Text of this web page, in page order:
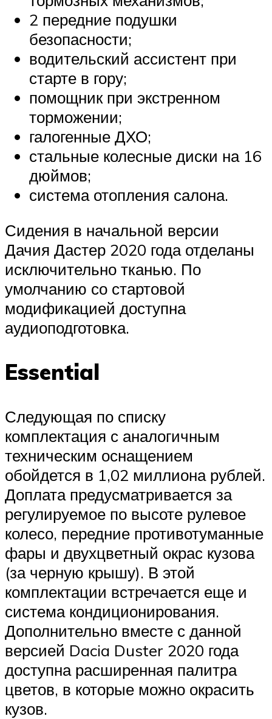
2 передние подушки
безопасности;
водительский ассистент при
старте в гору;
помощник при экстренном
торможении;
галогенные ДХО;
стальные колесные диски на 16
дюймов;
система отопления салона.
Сидения в начальной версии
Дачия Дастер 2020 года отделаны
исключительно тканью. По
умолчанию со стартовой
модификацией доступна
аудиоподготовка.
Essential
Следующая по списку
комплектация с аналогичным
техническим оснащением
обойдется в 1,02 миллиона рублей.
Доплата предусматривается за
регулируемое по высоте рулевое
колесо, передние противотуманные
фары и двухцветный окрас кузова
(за черную крышу). В этой
комплектации встречается еще и
система кондиционирования.
Дополнительно вместе с данной
версией Dacia Duster 2020 года
доступна расширенная палитра
цветов, в которые можно окрасить
кузов.